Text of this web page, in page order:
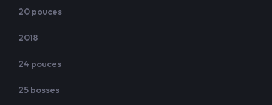
20 pouces
2018
24 pouces
25 bosses